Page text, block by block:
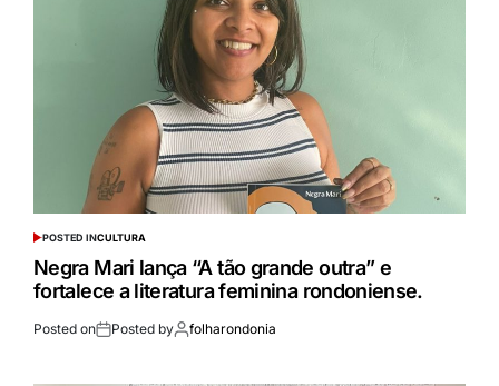
POSTED INCULTURA
Negra Mari lança “A tão grande outra” e
fortalece a literatura feminina rondoniense.
Posted on Posted by folharondonia